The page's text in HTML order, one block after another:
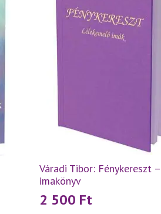
Váradi Tibor: Fénykereszt –
imakönyv
2 500 Ft